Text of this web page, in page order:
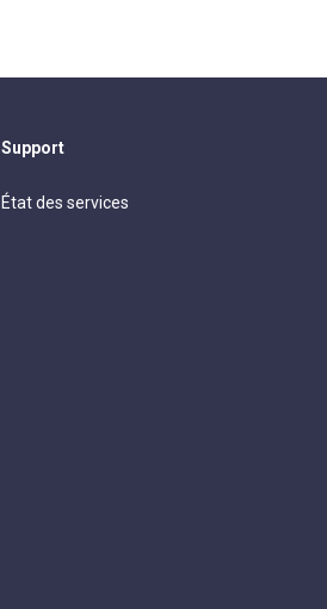
Support
État des services